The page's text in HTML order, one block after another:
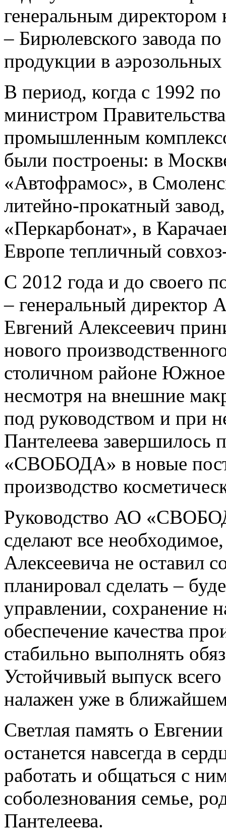
генеральным
– Бирюлевского завода
продукции в аэрозольных
В период, когда с 1992
министром
промышленным
были построены: в
«Автофрамос», в
литейно-прокатный
«Перкарбонат», в
Европе тепличный
С 2012 года и до своего
– генеральный
Евгений Алексеевич
нового
столичном районе
несмотря на внешние
под руководством и при
Пантелеева завершилось
«СВОБОДА» в новые
производство
Руководство АО
сделают все
Алексеевича не оставил
планировал сделать –
управлении, сохранение
обеспечение качества
стабильно выполнять
Устойчивый выпуск
налажен уже в
Светлая память о
останется навсегда в
работать и общаться с
соболезнования семье,
Пантелеева.